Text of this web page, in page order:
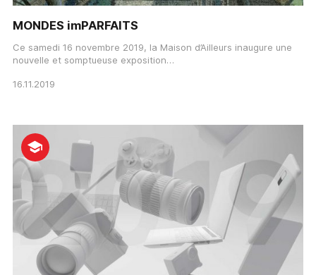
MONDES imPARFAITS
Ce samedi 16 novembre 2019, la Maison d’Ailleurs inaugure une
nouvelle et somptueuse exposition…
16.11.2019